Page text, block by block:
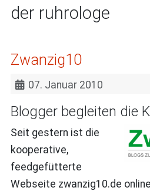
der ruhrologe
Zwanzig10
07. Januar 2010
Blogger begleiten die
Seit gestern ist die
kooperative,
feedgefütterte
Webseite zwanzig10.de